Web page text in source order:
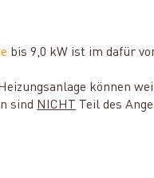
bis 9,0 kW ist im dafür
können
sind NICHT Teil des